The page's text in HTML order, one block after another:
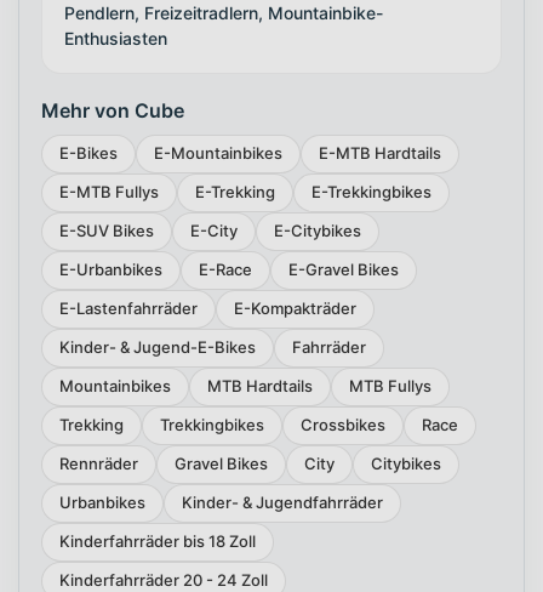
Pendlern, Freizeitradlern, Mountainbike-
Enthusiasten
Mehr von Cube
E-Bikes E-Mountainbikes
E-MTB Hardtails
E-MTB Fullys
E-Trekking
E-Trekkingbikes
E-SUV Bikes
E-City
E-Citybikes
E-Urbanbikes
E-Race
E-Gravel Bikes
E-Lastenfahrräder
E-Kompakträder
Kinder- & Jugend-E-Bikes
Fahrräder
Mountainbikes
MTB Hardtails
MTB Fullys
Trekking
Trekkingbikes Crossbikes
Race
Rennräder
Gravel Bikes City
Citybikes
Urbanbikes
Kinder- & Jugendfahrräder
Kinderfahrräder bis 18 Zoll
Kinderfahrräder 20 - 24 Zoll